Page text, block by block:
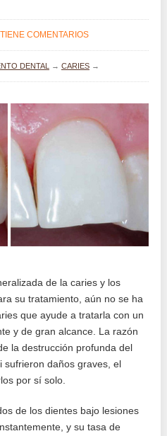
COMENTARIOS
DENTAL → CARIES→
de la caries y los
su tratamiento, aún no se ha
que ayude a tratarla con un
y de gran alcance. La razón
la destrucción profunda del
sufrieron daños graves, el
por sí solo.
de los dientes bajo lesiones
y su tasa de